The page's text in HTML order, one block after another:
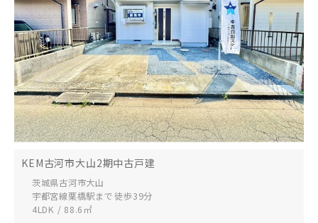
KEM古河市大山2期中古戸建
茨城県古河市大山
宇都宮線栗橋駅まで 徒歩39分
4LDK / 88.6㎡